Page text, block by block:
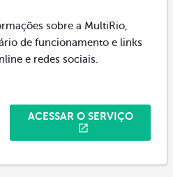
sobre a MultiRio,
de funcionamento e links
e redes sociais.
ACESSAR O SERVIÇO